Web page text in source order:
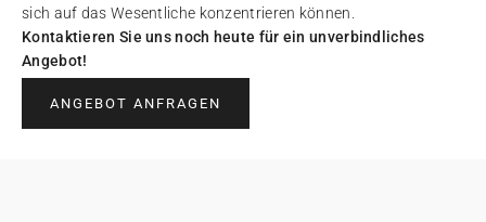
sich auf das Wesentliche konzentrieren können.
Kontaktieren Sie uns noch heute für ein unverbindliches
Angebot!
ANGEBOT ANFRAGEN